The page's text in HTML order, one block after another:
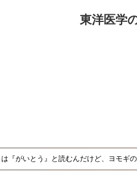
東洋医学
『がいとう』と読むんだけど、ヨモギ